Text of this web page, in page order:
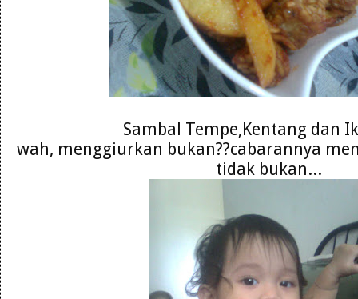
Sambal Tempe,Kentang dan
wah, menggiurkan bukan??cabarannya
tidak bukan...